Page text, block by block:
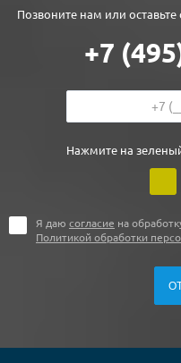
Позвоните нам или
+7
Нажмите на
Я даю согласие на
Политикой обработки